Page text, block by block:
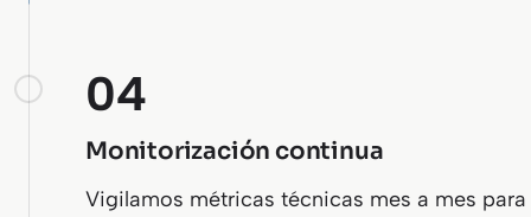
04
Monitorización continua
Vigilamos métricas técnicas mes a mes para